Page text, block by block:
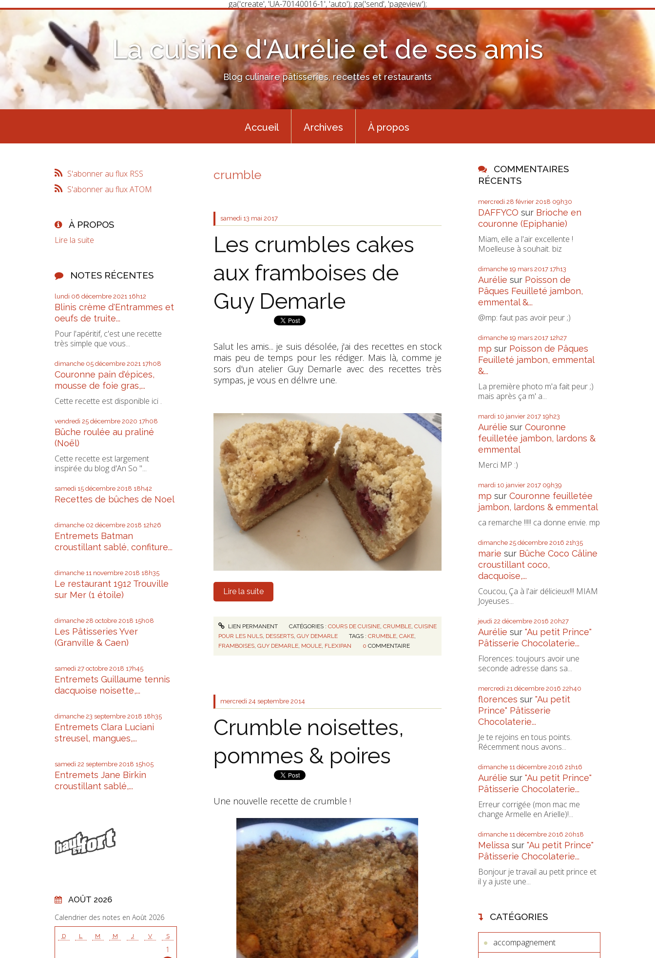
ga('create', 'UA-70140016-1', 'auto'); ga('send', 'pageview');
La cuisine d'Aurélie et de ses amis
Blog culinaire pâtisseries, recettes et restaurants
Accueil Archives À propos
S'abonner au flux RSS
S'abonner au flux ATOM
À PROPOS
Lire la suite
NOTES RÉCENTES
lundi 06 décembre 2021 16h12
Blinis crème d'Entrammes et
oeufs de truite...
Pour l'apéritif, c'est une recette
très simple que vous...
dimanche 05 décembre 2021 17h08
Couronne pain d'épices,
mousse de foie gras,...
Cette recette est disponible ici .
vendredi 25 décembre 2020 17h08
Bûche roulée au praliné
(Noël)
Cette recette est largement
inspirée du blog d'An So "...
samedi 15 décembre 2018 18h42
Recettes de bûches de Noel
dimanche 02 décembre 2018 12h26
Entremets Batman
croustillant sablé, confiture...
dimanche 11 novembre 2018 18h35
Le restaurant 1912 Trouville
sur Mer (1 étoile)
dimanche 28 octobre 2018 15h08
Les Pâtisseries Yver
(Granville & Caen)
samedi 27 octobre 2018 17h45
Entremets Guillaume tennis
dacquoise noisette,...
dimanche 23 septembre 2018 18h35
Entremets Clara Luciani
streusel, mangues,...
samedi 22 septembre 2018 15h05
Entremets Jane Birkin
croustillant sablé,...
AOÛT 2026
Calendrier des notes en Août 2026
D L M M J V S
1
crumble
samedi 13 mai 2017
Les crumbles cakes
aux framboises de
Guy Demarle
Salut les amis... je suis désolée, j'ai des recettes en stock
mais peu de temps pour les rédiger. Mais là, comme je
sors d'un atelier Guy Demarle avec des recettes très
sympas, je vous en délivre une.
Lire la suite
LIEN PERMANENT CATÉGORIES :COURS DE CUISINE,CRUMBLE,CUISINE
POUR LES NULS, DESSERTS, GUY DEMARLE TAGS : CRUMBLE, CAKE,
FRAMBOISES, GUY DEMARLE, MOULE, FLEXIPAN 0 COMMENTAIRE
mercredi 24 septembre 2014
Crumble noisettes,
pommes & poires
Une nouvelle recette de crumble !
COMMENTAIRES
RÉCENTS
mercredi 28 février 2018 09h30
DAFFYCO sur Brioche en
couronne (Epiphanie)
Miam, elle a l'air excellente !
Moelleuse à souhait. biz
dimanche 19 mars 2017 17h13
Aurélie sur Poisson de
Pâques Feuilleté jambon,
emmental &...
@mp: faut pas avoir peur ;)
dimanche 19 mars 2017 12h27
mp sur Poisson de Pâques
Feuilleté jambon, emmental
&...
La première photo m'a fait peur ;)
mais après ça m' a...
mardi 10 janvier 2017 19h23
Aurélie sur Couronne
feuilletée jambon, lardons &
emmental
Merci MP :)
mardi 10 janvier 2017 09h39
mp sur Couronne feuilletée
jambon, lardons & emmental
ca remarche !!!!! ca donne envie. mp
dimanche 25 décembre 2016 21h35
marie sur Bûche Coco Câline
croustillant coco,
dacquoise,...
Coucou, Ça à l'air délicieux!!! MIAM
Joyeuses...
jeudi 22 décembre 2016 20h27
Aurélie sur "Au petit Prince"
Pâtisserie Chocolaterie...
Florences: toujours avoir une
seconde adresse dans sa...
mercredi 21 décembre 2016 22h40
florences sur "Au petit
Prince" Pâtisserie
Chocolaterie...
Je te rejoins en tous points.
Récemment nous avons...
dimanche 11 décembre 2016 21h16
Aurélie sur "Au petit Prince"
Pâtisserie Chocolaterie...
Erreur corrigée (mon mac me
change Armelle en Arielle)!...
dimanche 11 décembre 2016 20h18
Melissa sur "Au petit Prince"
Pâtisserie Chocolaterie...
Bonjour je travail au petit prince et
il y a juste une...
CATÉGORIES
accompagnement